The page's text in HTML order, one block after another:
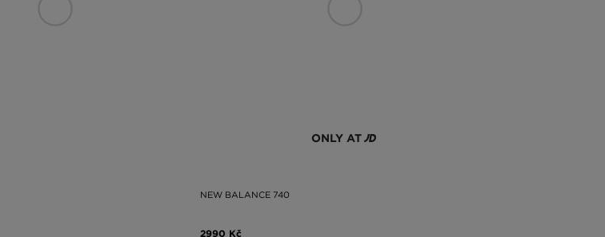
ONLY AT
NEW BALANCE 740
2990 Kč